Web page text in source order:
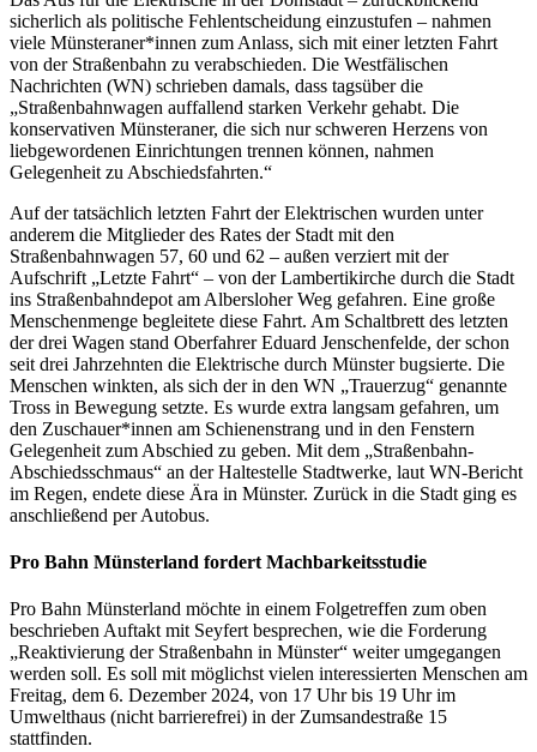
sicherlich als politische Fehlentscheidung einzustufen – nahmen
viele Münsteraner*innen zum Anlass, sich mit einer letzten Fahrt
von der Straßenbahn zu verabschieden. Die Westfälischen
Nachrichten (WN) schrieben damals, dass tagsüber die
„Straßenbahnwagen auffallend starken Verkehr gehabt. Die
konservativen Münsteraner, die sich nur schweren Herzens von
liebgewordenen Einrichtungen trennen können, nahmen
Gelegenheit zu Abschiedsfahrten.“
Auf der tatsächlich letzten Fahrt der Elektrischen wurden unter
anderem die Mitglieder des Rates der Stadt mit den
Straßenbahnwagen 57, 60 und 62 – außen verziert mit der
Aufschrift „Letzte Fahrt“ – von der Lambertikirche durch die Stadt
ins Straßenbahndepot am Albersloher Weg gefahren. Eine große
Menschenmenge begleitete diese Fahrt. Am Schaltbrett des letzten
der drei Wagen stand Oberfahrer Eduard Jenschenfelde, der schon
seit drei Jahrzehnten die Elektrische durch Münster bugsierte. Die
Menschen winkten, als sich der in den WN „Trauerzug“ genannte
Tross in Bewegung setzte. Es wurde extra langsam gefahren, um
den Zuschauer*innen am Schienenstrang und in den Fenstern
Gelegenheit zum Abschied zu geben. Mit dem „Straßenbahn-
Abschiedsschmaus“ an der Haltestelle Stadtwerke, laut WN-Bericht
im Regen, endete diese Ära in Münster. Zurück in die Stadt ging es
anschließend per Autobus.
Pro Bahn Münsterland fordert Machbarkeitsstudie
Pro Bahn Münsterland möchte in einem Folgetreffen zum oben
beschrieben Auftakt mit Seyfert besprechen, wie die Forderung
„Reaktivierung der Straßenbahn in Münster“ weiter umgegangen
werden soll. Es soll mit möglichst vielen interessierten Menschen am
Freitag, dem 6. Dezember 2024, von 17 Uhr bis 19 Uhr im
Umwelthaus (nicht barrierefrei) in der Zumsandestraße 15
stattfinden.